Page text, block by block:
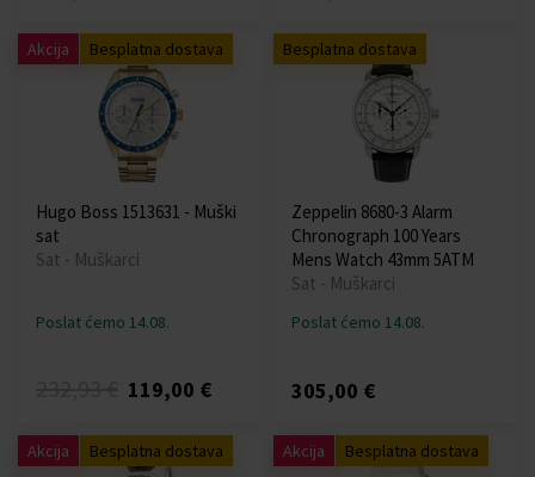
Akcija Besplatna dostava
Hugo Boss 1513631 - Muški
sat
Sat - Muškarci
Poslat ćemo 14.08.
119,00 €
Besplatna dostava
Zeppelin 8680-3 Alarm
Chronograph 100 Years
Mens Watch 43mm 5ATM
Sat - Muškarci
Poslat ćemo 14.08.
305,00 €
Akcija Besplatna dostava Akcija Besplatna dostava